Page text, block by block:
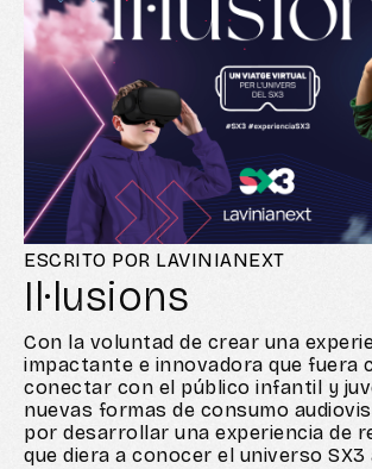
ESCRITO POR LAVINIANEXT
Il·lusions
Con la voluntad de crear una
impactante e innovadora que fuera
conectar con el público infantil y
nuevas formas de consumo
por desarrollar una experiencia de
que diera a conocer el universo SX3